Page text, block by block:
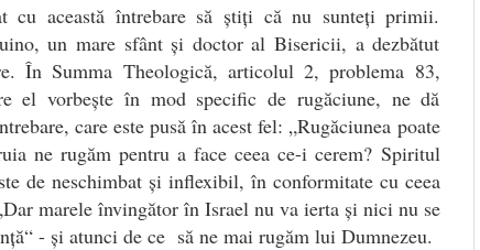
cu această întrebare să știți că nu sunteți primii.
un mare sfânt și doctor al Bisericii, a dezbătut
În Summa Theologică, articolul 2, problema 83,
el vorbește în mod specific de rugăciune, ne dă
care este pusă în acest fel: „Rugăciunea poate
ne rugăm pentru a face ceea ce-i cerem? Spiritul
de neschimbat și inflexibil, în conformitate cu ceea
marele învingător în Israel nu va ierta și nici nu se
- și atunci de ce să ne mai rugăm lui Dumnezeu.